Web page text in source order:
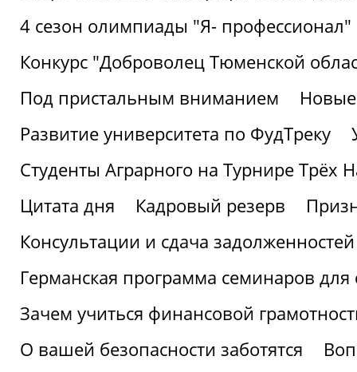
4 сезон олимпиады "Я- профессионал"
Конкурс "Доброволец Тюменской
Под пристальным вниманием
Развитие университета по ФудТреку
Студенты Аграрного на Турнире Трёх
Цитата дня
Кадровый резерв
Консультации и сдача
Германская программа семинаров для
Зачем учиться финансовой
О вашей безопасности заботятся